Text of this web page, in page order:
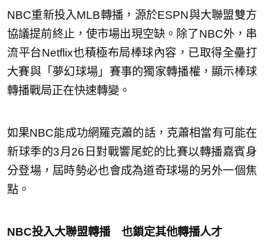
NBC重新投入MLB轉播，源於ESPN與大聯盟雙方
協議提前終止，使市場出現空缺。除了NBC外，串
流平台Netflix也積極布局棒球內容，已取得全壘打
大賽與「夢幻球場」賽事的獨家轉播權，顯示棒球
轉播戰局正在快速轉變。
如果NBC能成功網羅克蕭的話，克蕭相當有可能在
新球季的3月26日對戰響尾蛇的比賽以轉播嘉賓身
分登場，屆時勢必也會成為道奇球場的另外一個焦
點。
NBC投入大聯盟轉播 也鎖定其他轉播人才